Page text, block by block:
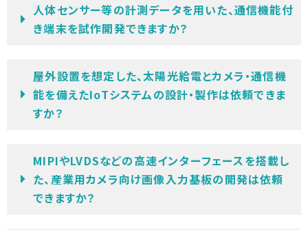
人体センサー等の計測データを用いた、通信機能付
き端末を試作開発できますか？
屋外設置を想定した、太陽光給電とカメラ・通信機
能を備えたIoTシステムの設計・製作は依頼できま
すか？
MIPIやLVDSなどの高速インターフェースを搭載し
た、産業用カメラ向け画像入力基板の開発は依頼
できますか？